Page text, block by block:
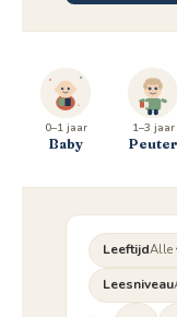
0–1 jaar
Baby
1–3 jaar
Peuter
LeeftijdAlle
Leesniveau